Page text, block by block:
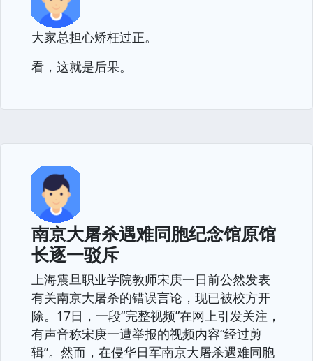
大家总担心矫枉过正。
看，这就是后果。
南京大屠杀遇难同胞纪念馆原馆
长逐一驳斥
上海震旦职业学院教师宋庚一日前公然发表
有关南京大屠杀的错误言论，现已被校方开
除。17日，一段“完整视频”在网上引发关注，
有声音称宋庚一遭举报的视频内容“经过剪
辑”。然而，在侵华日军南京大屠杀遇难同胞